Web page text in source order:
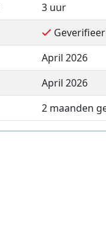
3 uur
April 2026
April 2026
2 maanden